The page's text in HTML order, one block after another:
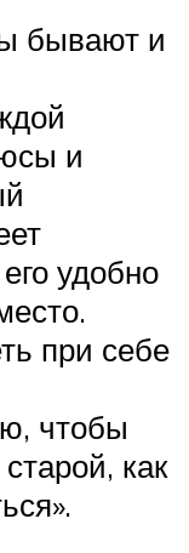
бывают и
и
удобно
при себе
чтобы
как